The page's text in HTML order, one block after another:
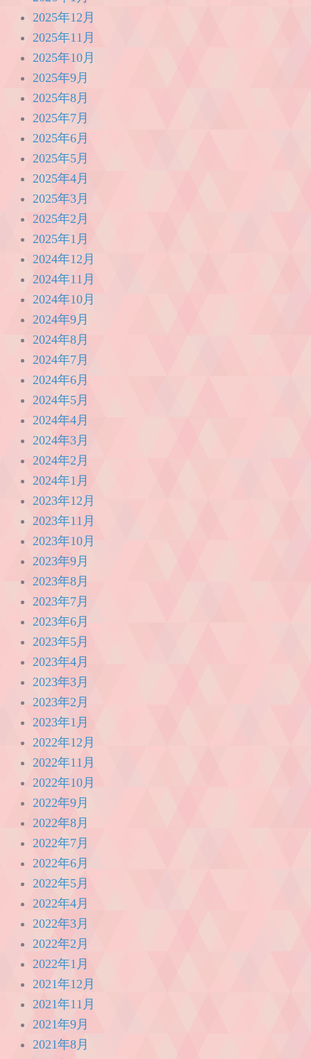
2025年12月
2025年11月
2025年10月
2025年9月
2025年8月
2025年7月
2025年6月
2025年5月
2025年4月
2025年3月
2025年2月
2025年1月
2024年12月
2024年11月
2024年10月
2024年9月
2024年8月
2024年7月
2024年6月
2024年5月
2024年4月
2024年3月
2024年2月
2024年1月
2023年12月
2023年11月
2023年10月
2023年9月
2023年8月
2023年7月
2023年6月
2023年5月
2023年4月
2023年3月
2023年2月
2023年1月
2022年12月
2022年11月
2022年10月
2022年9月
2022年8月
2022年7月
2022年6月
2022年5月
2022年4月
2022年3月
2022年2月
2022年1月
2021年12月
2021年11月
2021年9月
2021年8月